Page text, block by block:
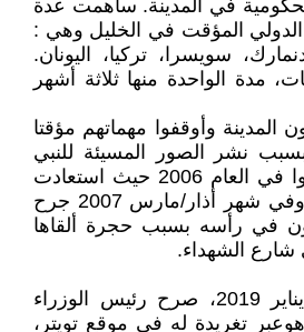
في المدينة. ساهمت عدة
المؤقت في الخليل وهي :
سويسرا، تركيا، اليونان.
مدة الواحدة منها ثلاثة أشهر
المدينة وأوقفوا مهماتهم مؤقتا
24 أفريل 2005 بسبب نشر الصور المسيئة للنبي
محمد(ص) ولكنهم عادوا في العام 2006 حيث استعادت
البعثة نشاطها المعتاد. وفي شهر أذار/مارس 2007 جرح
في رأسه بسبب حجرة ألقاها
الشهداء.
في 28 كانون الأول /يناير 2019، صرح رئيس الوزراء
تغريدة له في موقع تويتر،